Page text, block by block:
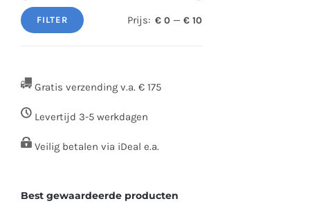
Min.
Max.
FILTER Prijs: € 0 —€ 10
Gratis verzending v.a. € 175
Levertijd 3-5 werkdagen
Veilig betalen via iDeal e.a.
Best gewaardeerde producten